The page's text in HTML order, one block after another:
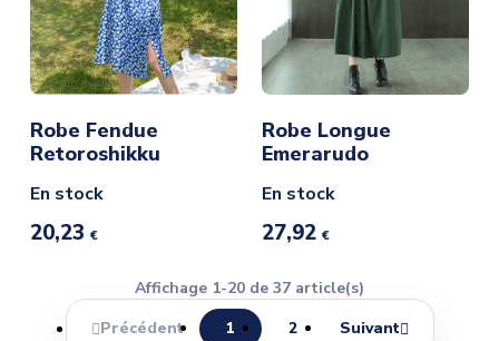
Robe Fendue
Retoroshikku
En stock
20,23 €
Robe Longue
Emerarudo
En stock
27,92 €
Affichage 1-20 de 37 article(s)
Précédent 1 2 Suivant